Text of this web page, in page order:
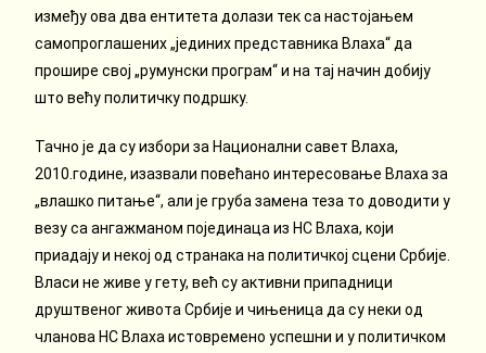
између ова два ентитета долази тек са настојањем
самопроглашених „јединих представника Влаха“ да
прошире свој „румунски програм“ и на тај начин добију
што већу политичку подршку.
Тачно је да су избори за Национални савет Влаха,
2010.године, изазвали повећано интересовање Влаха за
„влашко питање“, али је груба замена теза то доводити у
везу са ангажманом појединаца из НС Влаха, који
приадају и некој од странака на политичкој сцени Србије.
Власи не живе у гету, већ су активни припадници
друштвеног живота Србије и чињеница да су неки од
чланова НС Влаха истовремено успешни и у политичком